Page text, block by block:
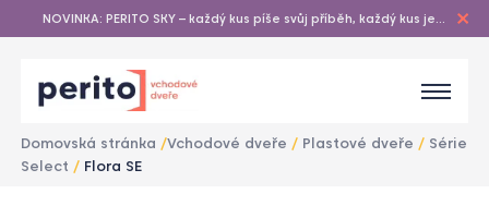
NOVINKA: PERITO SKY – každý kus píše svůj příběh, každý kus je
originál…
Domovská stránka /Vchodové dveře / Plastové dveře / Série
Select / Flora SE